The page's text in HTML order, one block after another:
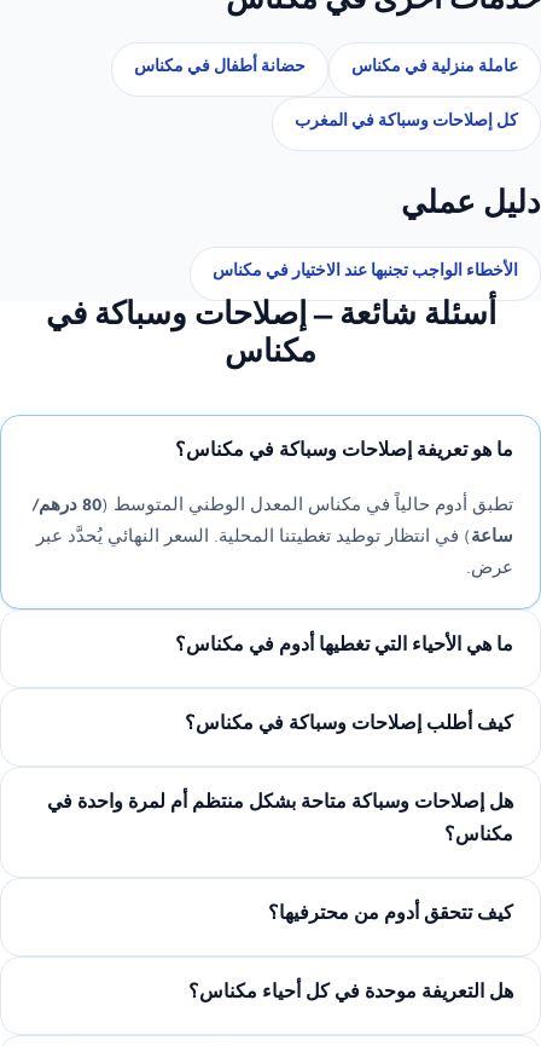
عاملة منزلية في مكناس حضانة أطفال في مكناس
كل إصلاحات وسباكة في المغرب
دليل عملي
الأخطاء الواجب تجنبها عند الاختيار في مكناس
أسئلة شائعة — إصلاحات وسباكة في
مكناس
ما هو تعريفة إصلاحات وسباكة في مكناس؟
تطبق أدوم حالياً في مكناس المعدل الوطني المتوسط (
80 درهم/
ساعة ) في انتظار توطيد تغطيتنا المحلية. السعر النهائي يُحدَّد عبر
عرض.
ما هي الأحياء التي تغطيها أدوم في مكناس؟
كيف أطلب إصلاحات وسباكة في مكناس؟
هل إصلاحات وسباكة متاحة بشكل منتظم أم لمرة واحدة في
مكناس؟
كيف تتحقق أدوم من محترفيها؟
هل التعريفة موحدة في كل أحياء مكناس؟